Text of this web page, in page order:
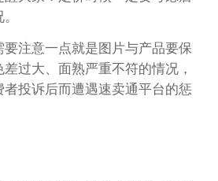
注意一点就是图片与产品要保
过大、面熟严重不符的情况，
投诉后而遭遇速卖通平台的惩